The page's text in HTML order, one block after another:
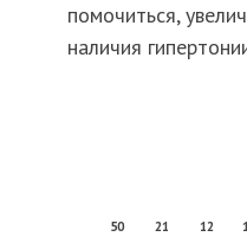
помочиться,
наличия
50 21 12